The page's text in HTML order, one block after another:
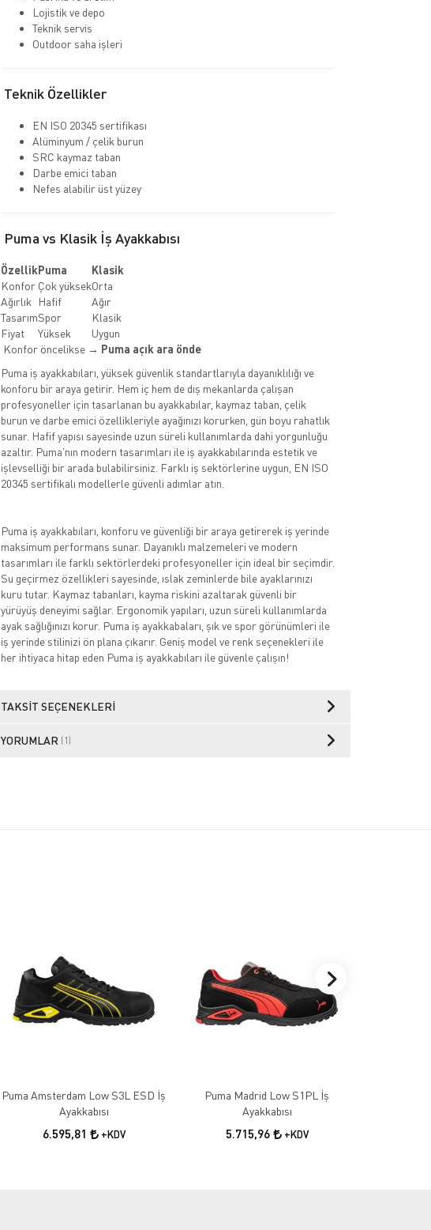
Lojistik ve depo
Teknik servis
Outdoor saha işleri
Teknik Özellikler
EN ISO 20345 sertifikası
Alüminyum / çelik burun
SRC kaymaz taban
Darbe emici taban
Nefes alabilir üst yüzey
Puma vs Klasik İş Ayakkabısı
ÖzellikPuma
Klasik
Konfor Çok yüksekOrta
Ağırlık
Hafif
Ağır
TasarımSpor
Klasik
Fiyat
Yüksek
Uygun
Konfor öncelikse → Puma açık ara önde
Puma iş ayakkabıları, yüksek güvenlik standartlarıyla dayanıklılığı ve
konforu bir araya getirir. Hem iç hem de dış mekanlarda çalışan
profesyoneller için tasarlanan bu ayakkabılar, kaymaz taban, çelik
burun ve darbe emici özellikleriyle ayağınızı korurken, gün boyu rahatlık
sunar. Hafif yapısı sayesinde uzun süreli kullanımlarda dahi yorgunluğu
azaltır. Puma’nın modern tasarımları ile iş ayakkabılarında estetik ve
işlevselliği bir arada bulabilirsiniz. Farklı iş sektörlerine uygun, EN ISO
20345 sertifikalı modellerle güvenli adımlar atın.
Puma iş ayakkabıları, konforu ve güvenliği bir araya getirerek iş yerinde
maksimum performans sunar. Dayanıklı malzemeleri ve modern
tasarımları ile farklı sektörlerdeki profesyoneller için ideal bir seçimdir.
Su geçirmez özellikleri sayesinde, ıslak zeminlerde bile ayaklarınızı
kuru tutar. Kaymaz tabanları, kayma riskini azaltarak güvenli bir
yürüyüş deneyimi sağlar. Ergonomik yapıları, uzun süreli kullanımlarda
ayak sağlığınızı korur. Puma iş ayakkabaları, şık ve spor görünümleri ile
iş yerinde stilinizi ön plana çıkarır. Geniş model ve renk seçenekleri ile
her ihtiyaca hitap eden Puma iş ayakkabıları ile güvenle çalışın!
TAKSIT SEÇENEKLERI
YORUMLAR (1)
Puma Amsterdam Low S3L ESD İş
Ayakkabısı
6.595,81 +KDV
Puma Madrid Low S1PL İş
Ayakkabısı
5.715,96 +KDV